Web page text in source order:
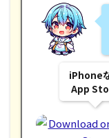
iPhone
App